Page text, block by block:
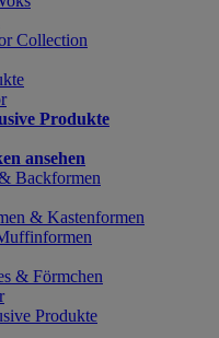
Collection
Produkte
ansehen
Backformen
& Kastenformen
& Förmchen
Produkte